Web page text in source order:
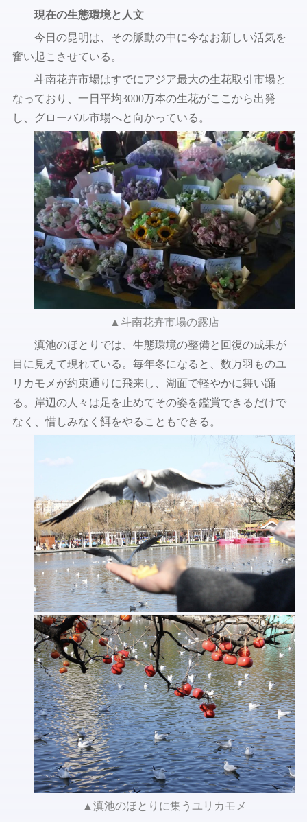
現在の生態環境と人文
今日の昆明は、その脈動の中に今なお新しい活気を
奮い起こさせている。
斗南花卉市場はすでにアジア最大の生花取引市場と
なっており、一日平均3000万本の生花がここから出発
し、グローバル市場へと向かっている。
▲斗南花卉市場の露店
滇池のほとりでは、生態環境の整備と回復の成果が
目に見えて現れている。毎年冬になると、数万羽ものユ
リカモメが約束通りに飛来し、湖面で軽やかに舞い踊
る。岸辺の人々は足を止めてその姿を鑑賞できるだけで
なく、惜しみなく餌をやることもできる。
▲滇池のほとりに集うユリカモメ